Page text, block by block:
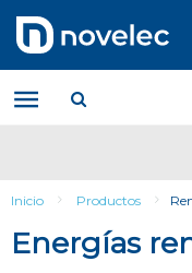
contenido
menú
de
navegación
Inicio Productos
Energías